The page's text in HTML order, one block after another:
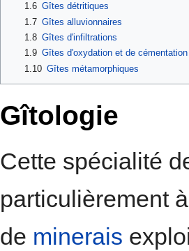
1.6 Gîtes détritiques
1.7 Gîtes alluvionnaires
1.8 Gîtes d'infiltrations
1.9 Gîtes d'oxydation et de cémentation
1.10 Gîtes métamorphiques
Gîtologie
Cette spécialité
particulièrement
de minerais